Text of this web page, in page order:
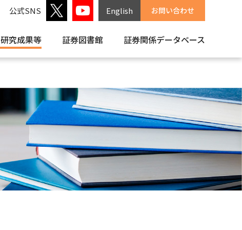
公式SNS English お問い合わせ
研究成果等 証券図書館 証券関係データベース